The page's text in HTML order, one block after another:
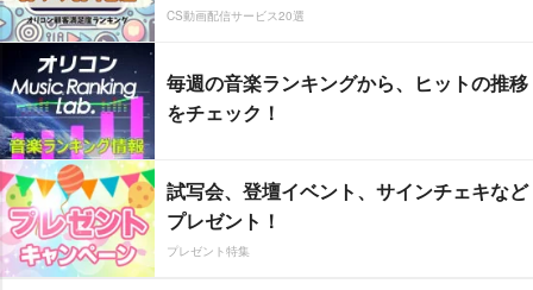
CS動画配信サービス20選
毎週の音楽ランキングから、ヒットの推移
をチェック！
試写会、登壇イベント、サインチェキなど
プレゼント！
プレゼント特集